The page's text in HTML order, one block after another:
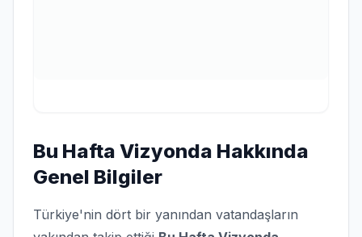
Bu Hafta Vizyonda Hakkında
Genel Bilgiler
Türkiye'nin dört bir yanından vatandaşların